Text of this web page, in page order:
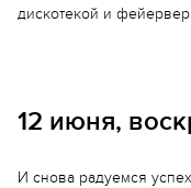
дискотекой и
12 июня,
И снова радуемся